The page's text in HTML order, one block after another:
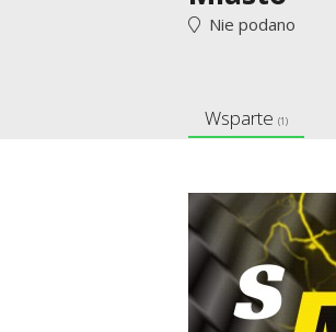
Nie podano
Wsparte (1)